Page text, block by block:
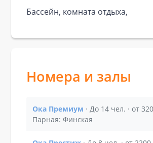
Бассейн, комната отдыха,
Номера и залы
Ока Премиум · До 14 чел. · от
Парная: Финская
Показать подробности зала